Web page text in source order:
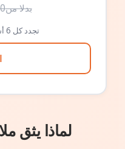
بدلا من
تجدد كل 6 أشهر بالسعر الأصلي
لماذا يثق